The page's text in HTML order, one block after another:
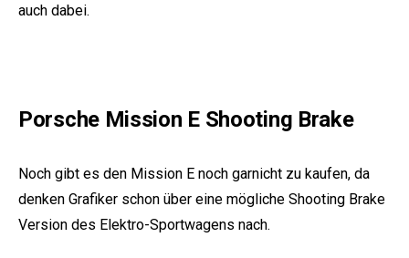
auch dabei.
Porsche Mission E Shooting Brake
Noch gibt es den Mission E noch garnicht zu kaufen, da
denken Grafiker schon über eine mögliche Shooting Brake
Version des Elektro-Sportwagens nach.